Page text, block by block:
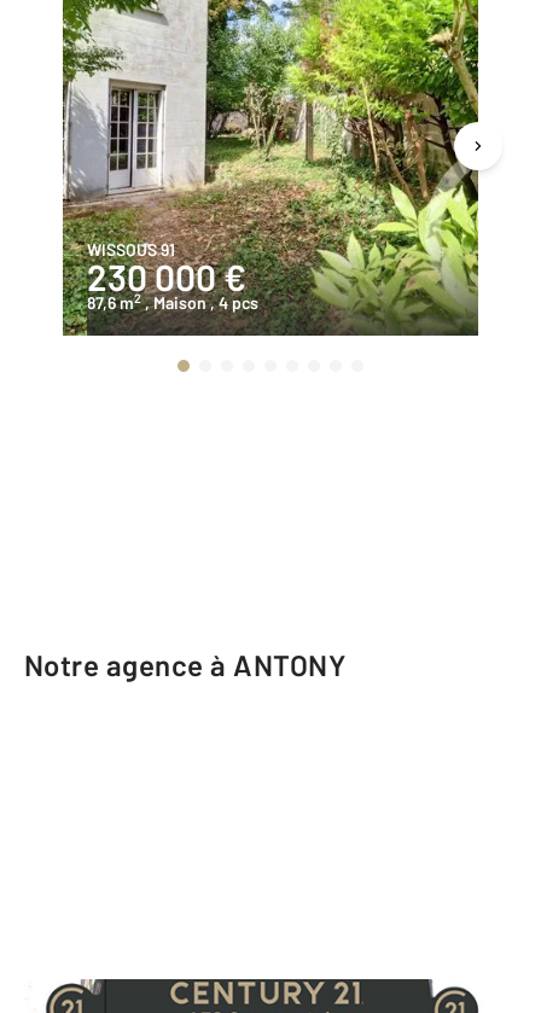
WISSOUS 91
230 000 €
87,6 m2 , Maison, 4 pcs
Notre agence à ANTONY